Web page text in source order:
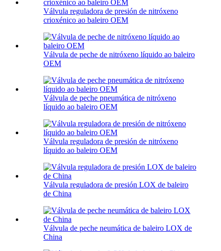
Válvula reguladora de presión de nitróxeno
crioxénico ao baleiro OEM
Válvula de peche de nitróxeno líquido ao baleiro
OEM
Válvula de peche pneumática de nitróxeno
líquido ao baleiro OEM
Válvula reguladora de presión de nitróxeno
líquido ao baleiro OEM
Válvula reguladora de presión LOX de baleiro
de China
Válvula de peche neumática de baleiro LOX de
China